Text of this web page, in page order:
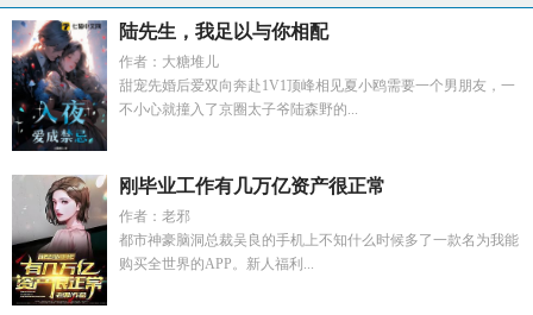
陆先生，我足以与你相配
作者：大糖堆儿
甜宠先婚后爱双向奔赴1V1顶峰相见夏小鸥需要一个男朋友，一
不小心就撞入了京圈太子爷陆森野的...
刚毕业工作有几万亿资产很正常
作者：老邪
都市神豪脑洞总裁吴良的手机上不知什么时候多了一款名为我能
购买全世界的APP。新人福利...